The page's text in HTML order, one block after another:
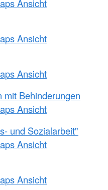
Ansicht
Ansicht
Ansicht
mit Behinderungen
Ansicht
und Sozialarbeit"
Ansicht
Ansicht